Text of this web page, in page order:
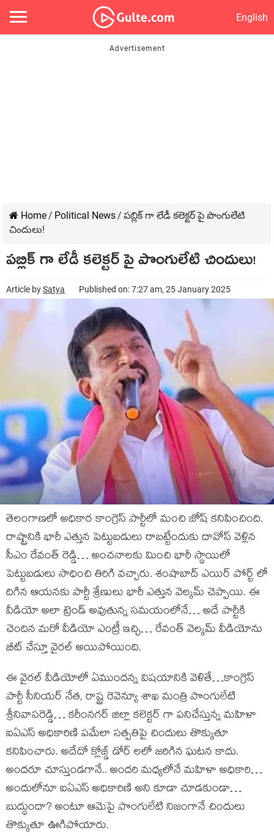
English
Home/ Political News/ పబ్లిక్ గా లేడీ కలెక్టర్ పై పొంగులేటి
చిందులు!
పబ్లిక్ గా లేడీ కలెక్టర్ పై పొంగులేటి చిందులు!
Article bySatya Published on: 7:27 am, 25 January 2025
తెలంగాణలో అధికార కాంగ్రెస్ పార్టీలో మంచి జోష్ కనిపించింది.
రాష్ట్రానికి భారీ ఎత్తున పెట్టుబడులు రాబట్టేందుకు దావోస్ వెళ్లిన
సీఎం రేవంత్ రెడ్డి… అంచనాలకు మించి భారీ స్థాయిలో
పెట్టుబడులు సాధించి తిరిగి వచ్చారు. శంషాబాద్ ఎయిర్ పోర్ట్ లో
దిగిన ఆయనకు పార్టీ శ్రేణులు భారీ ఎత్తున వెల్కమ్ చెప్పాయి. ఈ
వీడియో అలా ట్రెండ్ అవుతున్న సమయంలోనే… అదే పార్టీకి
చెందిన మరో వీడియో ఎంట్రీ ఇచ్చి… రేవంత్ వెల్కమ్ వీడియోను
బీట్ చేస్తూ వైరల్ అయిపోయింది.
ఈ వైరల్ వీడియోలో ఏముందన్న విషయానికి వెళితే…కాంగ్రెస్
పార్టీ సీనియర్ నేత, రాష్ట్ర రెవెన్యూ శాఖ మంత్రి పొంగులేటి
శ్రీనివాసరెడ్డి… కరీంనగర్ జిల్లా కలెక్టర్ గా పనిచేస్తున్న మహిళా
ఐఏఎస్ అధికారిణి పమేలా సత్పతిపై చిందులు తొక్కుతూ
కనిపించారు. అదేదో క్లోజ్డ్ డోర్ లలో జరిగిన ఘటన కాదు.
అందరూ చూస్తుండగానే.. అందరి మధ్యలోనే మహిళా అధికారి…
అందులోనూ ఐఏఎస్ అధికారిణి అని కూడా చూడకుండా…
బుద్ధుందా? అంటూ ఆమెపై పొంగులేటి నిజంగానే చిందులు
తొక్కుతూ ఊగిపోయారు.